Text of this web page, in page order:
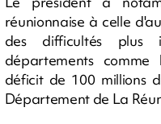
réunionnaise à celle
des difficultés
départements
déficit de 100 millions
Département de La